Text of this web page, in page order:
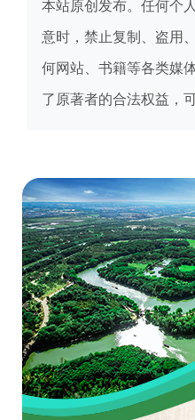
本站原创发布。任何个
意时，禁止复制、盗用
何网站、书籍等各类媒
了原著者的合法权益，